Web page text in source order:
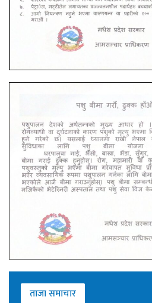
ताजा समाचार